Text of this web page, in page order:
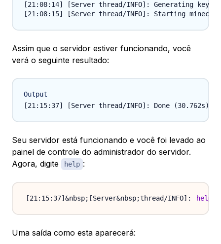
[21:08:14] [Server thread/INFO]: Generating
Assim que o servidor estiver funcionando, você
verá o seguinte resultado:
Output
Seu servidor está funcionando e você foi levado ao
painel de controle do administrador do servidor.
Agora, digite
help :
help
Uma saída como esta aparecerá: